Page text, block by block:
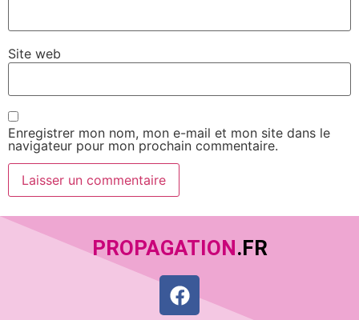
Site web
Enregistrer mon nom, mon e-mail et mon site dans le
navigateur pour mon prochain commentaire.
PROPAGATION.FR